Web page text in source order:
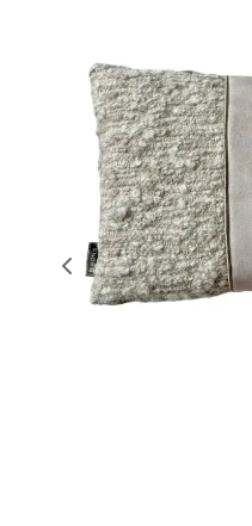
Berger New!
BERGER
vragen
Voorwaarden